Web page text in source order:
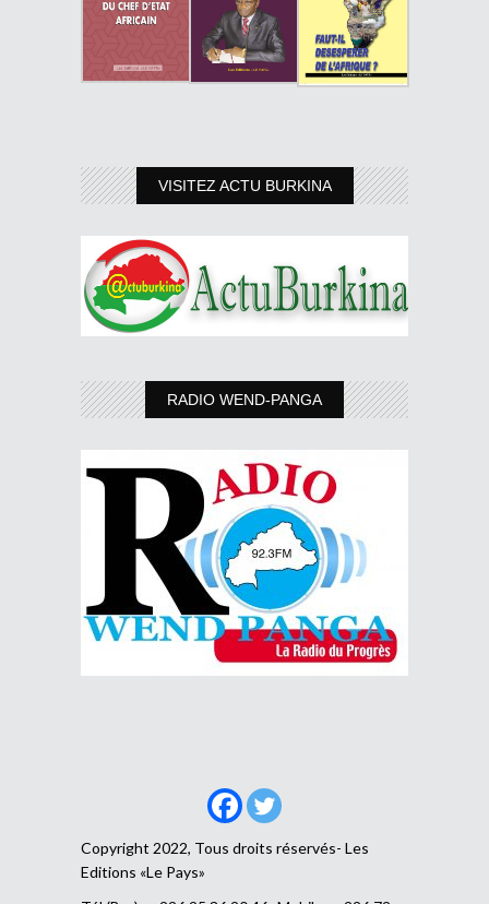
VISITEZ ACTU BURKINA
RADIO WEND-PANGA
Copyright 2022, Tous droits réservés- Les
Editions «Le Pays»